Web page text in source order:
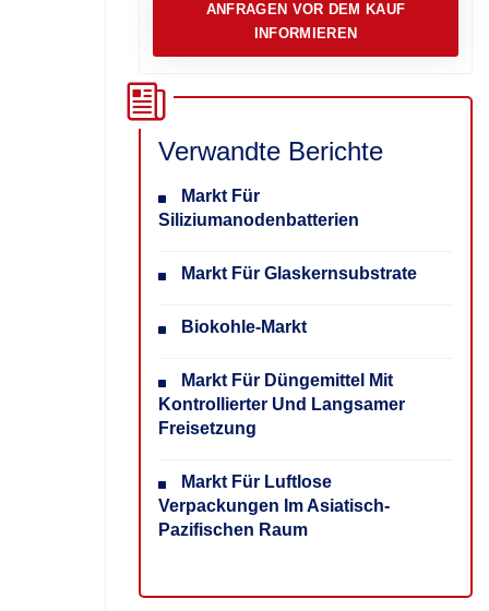
ANFRAGEN VOR DEM KAUF
INFORMIEREN
Verwandte Berichte
Markt Für
Siliziumanodenbatterien
Markt Für Glaskernsubstrate
Biokohle-Markt
Markt Für Düngemittel Mit
Kontrollierter Und Langsamer
Freisetzung
Markt Für Luftlose
Verpackungen Im Asiatisch-
Pazifischen Raum